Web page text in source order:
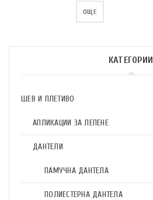
КАТЕГОРИИ
ШЕВ И ПЛЕТИВО
АПЛИКАЦИИ ЗА ЛЕПЕНЕ
ДАНТЕЛИ
ПАМУЧНА ДАНТЕЛА
ПОЛИЕСТЕРНА ДАНТЕЛА
ОЩЕ